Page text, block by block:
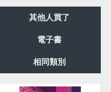
其他人買了
電子書
相同類別